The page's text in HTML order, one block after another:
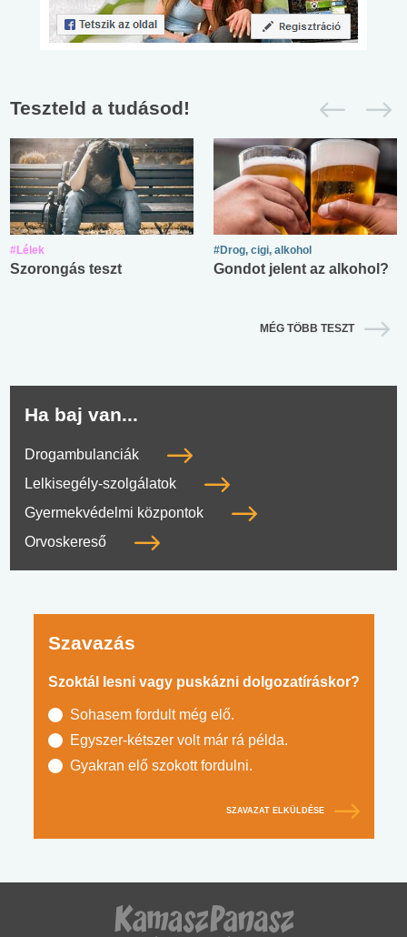
Teszteld a tudásod!
#Lélek
Szorongás teszt
#Drog, cigi, alkohol
Gondot jelent az alkohol?
MÉG TÖBB TESZT
Ha baj van...
Drogambulanciák
Lelkisegély-szolgálatok
Gyermekvédelmi központok
Orvoskereső
Szavazás
Szoktál lesni vagy puskázni dolgozatíráskor?
Sohasem fordult még elő.
Egyszer-kétszer volt már rá példa.
Gyakran elő szokott fordulni.
SZAVAZAT ELKÜLDÉSE